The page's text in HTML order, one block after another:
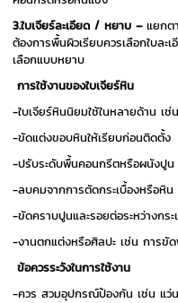
3.ใบเจียร์ละเอียด / หยาบ –แยกต
ต้องการพื้นผิวเรียบควรเลือกใบล
เลือกแบบหยาบ
การใช้งานของใบเจียร์หิน
-ใบเจียร์หินนิยมใช้ในหลายด้าน เช่น
-ขัดแต่งขอบหินให้เรียบก่อนติดตั้ง
-ปรับระดับพื้นคอนกรีตหรือผนังปูน
-ลบคมจากการตัดกระเบื้องหรือหิน
-ขัดคราบปูนและรอยต่อระหว่างกระ
-งานตกแต่งหรือศิลปะ เช่น การขั
ข้อควรระวังในการใช้งาน
-ควร สวมอุปกรณ์ป้องกัน เช่น แว่